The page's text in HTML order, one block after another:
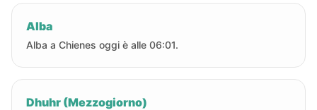
Alba
Alba a Chienes oggi è alle 06:01.
Dhuhr (Mezzogiorno)